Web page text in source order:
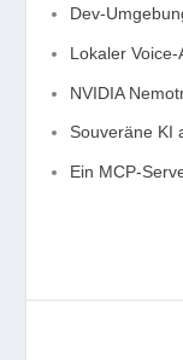
Dev-
Lokaler
NVIDIA
Souveräne KI
Ein MCP-